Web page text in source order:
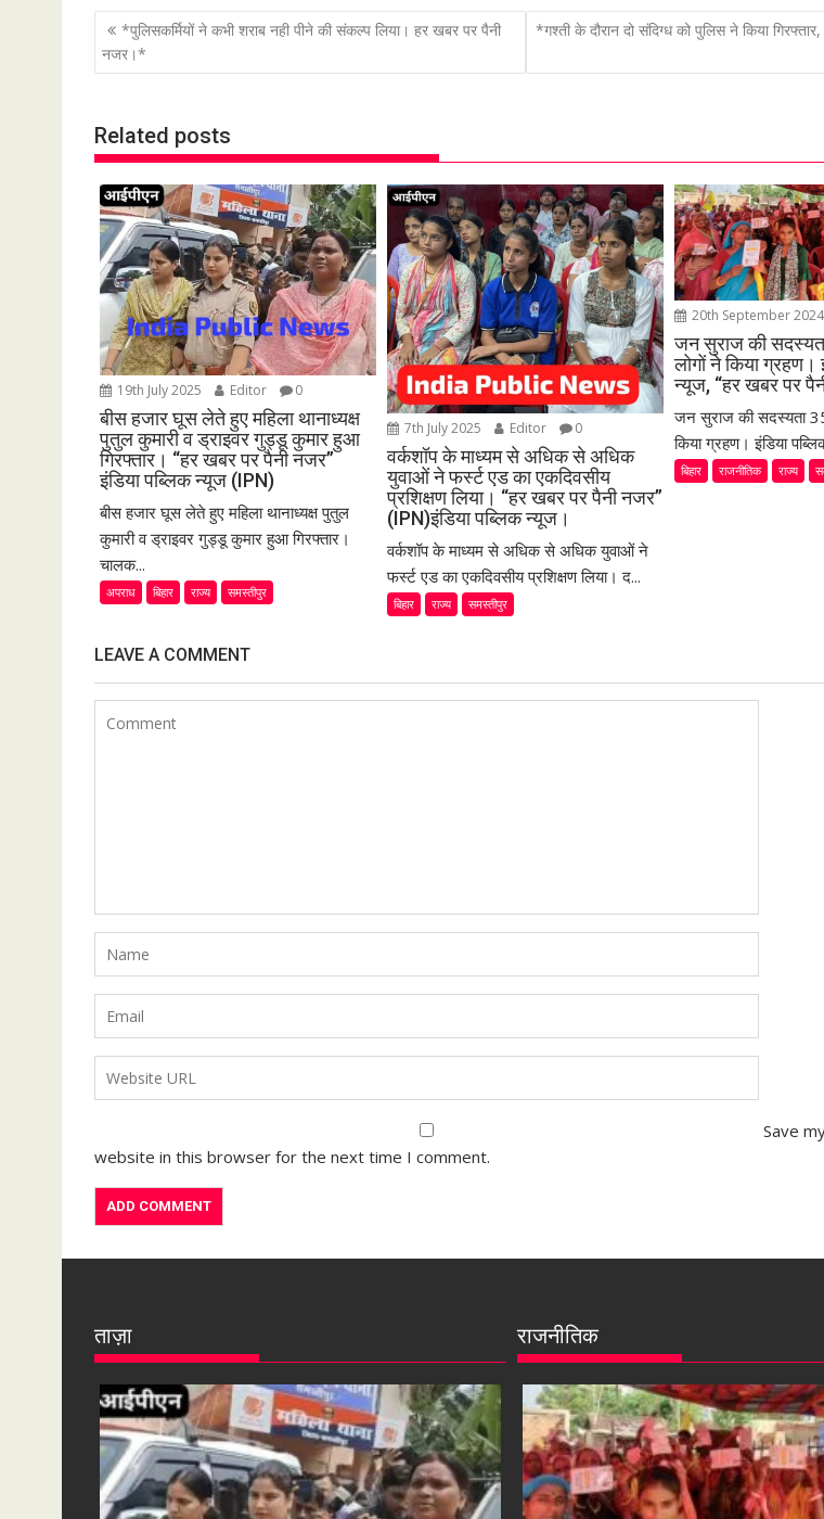
P
o
n
a
v
i
g
a
t
i
o
n
*पुलिसकर्मियों ने कभी शराब नही पीने की संकल्प लिया। हर खबर पर पैनी
नजर।*
*गश्ती के दौरान दो संदिग्ध को पुलिस ने किया
Related posts
19th July 2025 Editor 0
बीस हजार घूस लेते हुए महिला थानाध्यक्ष
पुतुल कुमारी व ड्राइवर गुड्डू कुमार हुआ
गिरफ्तार। “हर खबर पर पैनी नजर”
इंडिया पब्लिक न्यूज (IPN)
बीस हजार घूस लेते हुए महिला थानाध्यक्ष पुतुल
कुमारी व ड्राइवर गुड्डू कुमार हुआ गिरफ्तार।
चालक...
अपराध बिहार राज्य समस्तीपुर
7th July 2025 Editor 0
वर्कशॉप के माध्यम से अधिक से अधिक
युवाओं ने फर्स्ट एड का एकदिवसीय
प्रशिक्षण लिया। “हर खबर पर पैनी नजर”
(IPN)इंडिया पब्लिक न्यूज।
वर्कशॉप के माध्यम से अधिक से अधिक युवाओं ने
फर्स्ट एड का एकदिवसीय प्रशिक्षण लिया। द...
बिहार राज्य समस्तीपुर
20th September 2024
जन सुराज की
लोगों ने किया ग्रहण।
न्यूज, “हर खबर पर
जन सुराज की सदस्यता
किया ग्रहण। इंडिया
बिहार राजनीतिक राज्य
LEAVE A COMMENT
Save
website in this browser for the next time I comment.
ताज़ा राजनीतिक